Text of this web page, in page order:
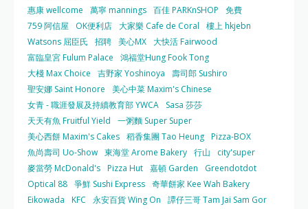
惠康 wellcome
萬寧 mannings 百佳 PARKnSHOP
免費
759 阿信屋
OK便利店 大家樂 Cafe de Coral
樓上 hkjebn
Watsons 屈臣氏
招聘 美心MX 大快活 Fairwood
富臨皇宮 Fulum Palace
鴻福堂Hung Fook Tong
大棧 Max Choice
吉野家 Yoshinoya
壽司郎 Sushiro
聖安娜 Saint Honore
美心中菜 Maxim's Chinese
女青 - 職涯發展及持續教育部 YWCA
Sasa 莎莎
天天有魚 Fruitful Yield
一粥麵 Super Super
美心西餅 Maxim's Cakes 稻香集團 Tao Heung Pizza-BOX
魚尚壽司 Uo-Show 東海堂 Arome Bakery 行山
city'super
麥當勞 McDonald's Pizza Hut 嘉頓 Garden
Greendotdot
Optical 88 爭鮮 Sushi Express 奇華餅家 Kee Wah Bakery
Eikowada
KFC 永安百貨 Wing On
譚仔三哥 Tam Jai Sam Gor